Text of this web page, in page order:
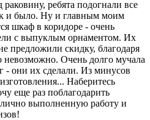
ребята подогнали все
и было. Ну и главным моим
шкаф в коридоре - очень
с выпуклым орнаментом. Их
предложили скидку, благодаря
невозможно. Очень долго мучала
- они их сделали. Из минусов
Наберитесь
еще раз поблагодарить
выполненную работу и